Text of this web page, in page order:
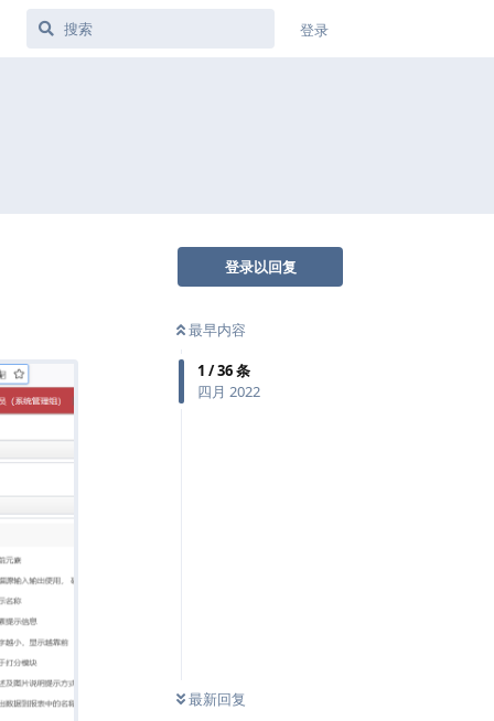
登录
登录以回复
最早内容
1 /36条
四月 2022
最新回复